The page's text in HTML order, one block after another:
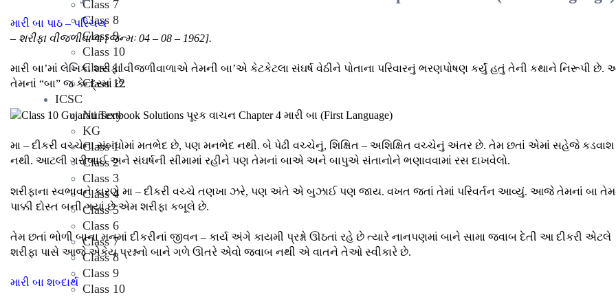
Class 7
Class 8
Class 9
Class 10
Class 11
Class 12
ICSC
Nursery
KG
Class 1
Class 2
Class 3
Class 4
Class 5
Class 6
Class 7
Class 8
Class 9
Class 10
મારી બા પાઠ – પરિચય
– શરીફા વીજળીવાળા [જન્મઃ 04 – 08 – 1962].
મારી બા’માં લેખિકા શરીફા વીજળીવાળાએ તેમની બા’એ કેટકેટલા સંઘર્ષ વેઠીને પોતાના પરિવારનું ભરણપોષણ કર્યું હતું તેની કથાને નિરૂપી છે.
તેમનાં “બા” જ કેન્દ્રમાં છે.
મા – દીકરી વચ્ચેના સંબંધોમાં મતભેદ છે, પણ મનભેદ નથી. બે પેઢી વચ્ચેનું, શિક્ષિત – અશિક્ષિત વચ્ચેનું અંતર છે. તેમ છતાં એમાં સહેજે કડવાશ
નથી. આટલી ગરીબાઈ અને સંઘર્ષની સીમામાં રહીને પણ તેમનાં બાએ અને બાપુએ સંતાનોને ભણાવવામાં રસ દાખવેલો.
શરીફાના સ્વભાવને કારણે મા – દીકરી વચ્ચે તણખા ઝરે, પણ અંતે એ બુઝાઈ પણ જાય. વખત જતાં તેમાં પરિવર્તન આવ્યું. આજે તેમનાં બા
પાક્કી દોસ્ત બની ગયાં છે એમ શરીફા કબૂલે છે.
તેમ છતાં ભોળી બાના મનમાં દીકરીનાં જીવન – કાર્ય અંગે કાયમી પ્રશ્નો ઊઠતાં રહે છે ત્યારે નાનપણમાં બાને સામા જવાબ દેતી આ દીકરી એટલે
શરીફા પાસે આજે એકેય પ્રશ્નનો બાને ગળે ઊતરે એવો જવાબ નથી એ વાતને તેઓ સ્વીકારે છે.
મારી બા શબ્દાર્થ